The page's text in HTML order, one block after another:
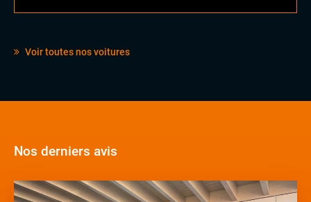
Volant cuir
Voir toutes nos voitures
Nos derniers avis